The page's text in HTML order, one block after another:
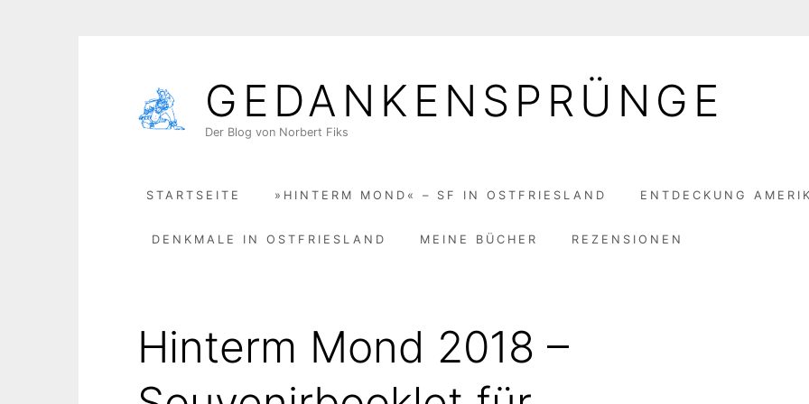
GEDANKENSPRÜNGE
Der Blog von Norbert Fiks
STARTSEITE »HINTERM MOND« – SF IN OSTFRIESLAND ENTDECKUNG
DENKMALE IN OSTFRIESLAND MEINE BÜCHER REZENSIONEN
Hinterm Mond 2018 –